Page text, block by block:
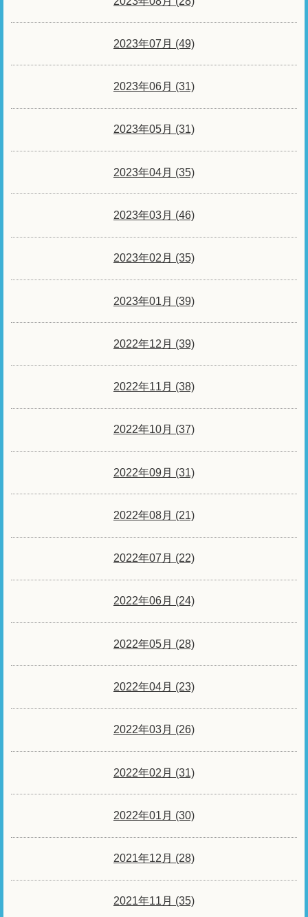
2023年07月 (49)
2023年06月 (31)
2023年05月 (31)
2023年04月 (35)
2023年03月 (46)
2023年02月 (35)
2023年01月 (39)
2022年12月 (39)
2022年11月 (38)
2022年10月 (37)
2022年09月 (31)
2022年08月 (21)
2022年07月 (22)
2022年06月 (24)
2022年05月 (28)
2022年04月 (23)
2022年03月 (26)
2022年02月 (31)
2022年01月 (30)
2021年12月 (28)
2021年11月 (35)